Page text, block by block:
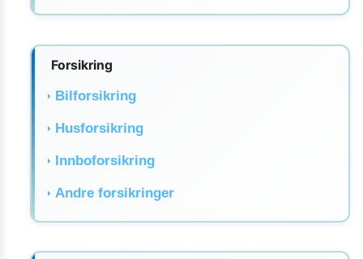
Forsikring
Bilforsikring
Husforsikring
Innboforsikring
Andre forsikringer